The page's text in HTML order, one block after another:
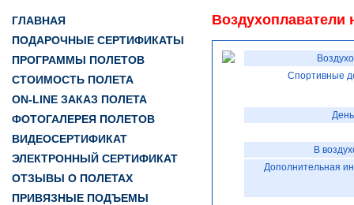
ГЛАВНАЯ
ПОДАРОЧНЫЕ СЕРТИФИКАТЫ
ПРОГРАММЫ ПОЛЕТОВ
СТОИМОСТЬ ПОЛЕТА
ON-LINE ЗАКАЗ ПОЛЕТА
ФОТОГАЛЕРЕЯ ПОЛЕТОВ
ВИДЕОСЕРТИФИКАТ
ЭЛЕКТРОННЫЙ СЕРТИФИКАТ
ОТЗЫВЫ О ПОЛЕТАХ
ПРИВЯЗНЫЕ ПОДЪЕМЫ
Воздухоплаватели
Спортивные
В
Дополнительная